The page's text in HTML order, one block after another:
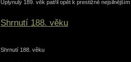
Uplynulý 189. věk patřil opět k prestižně
Shrnutí 188. věku
Shrnutí 188. věku